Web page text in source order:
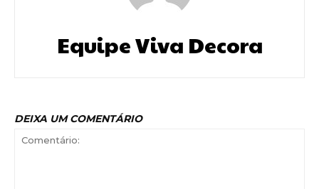
Equipe Viva Decora
DEIXA UM COMENTÁRIO